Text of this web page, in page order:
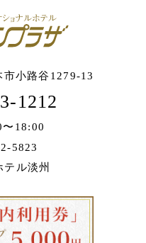
小路谷1279-13
1212
〜18:00
5823
ル淡州